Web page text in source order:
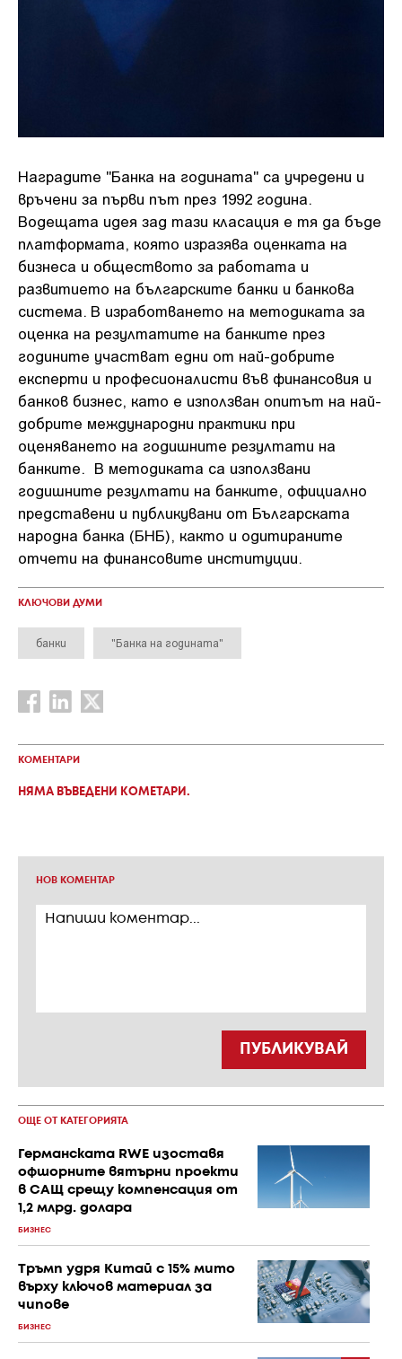
Наградите "Банка на годината" са учредени и
връчени за първи път през 1992 година.
Водещата идея зад тази класация е тя да бъде
платформата, която изразява оценката на
бизнеса и обществото за работата и
развитието на българските банки и банкова
система. В изработването на методиката за
оценка на резултатите на банките през
годините участват едни от най-добрите
експерти и професионалисти във финансовия и
банков бизнес, като е използван опитът на най-
добрите международни практики при
оценяването на годишните резултати на
банките. В методиката са използвани
годишните резултати на банките, официално
представени и публикувани от Българската
народна банка (БНБ), както и одитираните
отчети на финансовите институции.
КЛЮЧОВИ ДУМИ
банки "Банка на годината"
КОМЕНТАРИ
НЯМА ВЪВЕДЕНИ КОМЕТАРИ.
НОВ КОМЕНТАР
ПУБЛИКУВАЙ
ОЩЕ ОТ КАТЕГОРИЯТА
Германската RWE изоставя
офшорните вятърни проекти
в САЩ срещу компенсация от
1,2 млрд. долара
БИЗНЕС
Тръмп удря Китай с 15% мито
върху ключов материал за
чипове
БИЗНЕС